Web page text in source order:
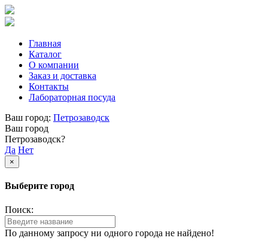
Главная
Каталог
О компании
Заказ и доставка
Контакты
Лабораторная посуда
Ваш город: Петрозаводск
Ваш город
Петрозаводск?
Да Нет
×
Выберите город
Поиск:
По данному запросу ни одного города не найдено!